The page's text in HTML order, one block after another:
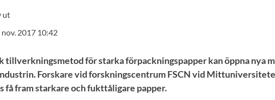
ut
nov. 2017 10:42
tillverkningsmetod för starka förpackningspapper kan öppna nya
Forskare vid forskningscentrum FSCN vid
få fram starkare och fukttåligare papper.